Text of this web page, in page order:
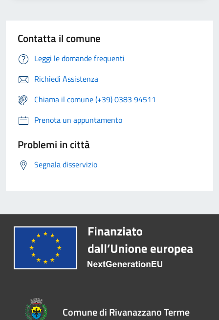
Contatta il comune
Leggi le domande frequenti
Richiedi Assistenza
Chiama il comune (+39) 0383 94511
Prenota un appuntamento
Problemi in città
Segnala disservizio
Comune di Rivanazzano Terme